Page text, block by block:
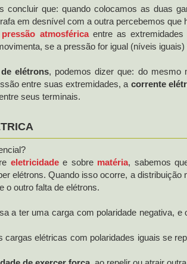
concluir que: quando colocamos as duas
em desnível com a outra percebemos que
pressão atmosféricaentre as
se a pressão for igual (níveis iguais)
elétrons, podemos dizer que: do mesmo
entre suas extremidades, a corrente
seus terminais.
eletricidadee sobre matéria, sabemos
elétrons. Quando isso ocorre, a distribuição
o outro falta de elétrons.
a ter uma carga com polaridade negativa,
cargas elétricas com polaridades iguais se